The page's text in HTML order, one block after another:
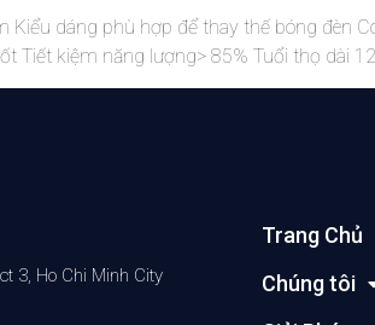
dáng phù hợp để thay thế bóng đèn
Tiết kiệm năng lượng> 85% Tuổi thọ dài
3, Ho Chi Minh City
Trang Chủ
Chúng tôi